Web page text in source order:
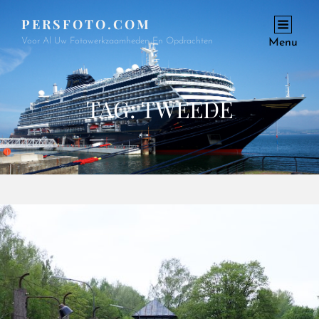
PERSFOTO.COM
Voor Al Uw Fotowerkzaamheden En Opdrachten Menu
TAG:TWEEDE